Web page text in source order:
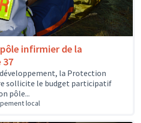
infirmier de la
37
développement, la Protection
sollicite le budget participatif
pôle...
local